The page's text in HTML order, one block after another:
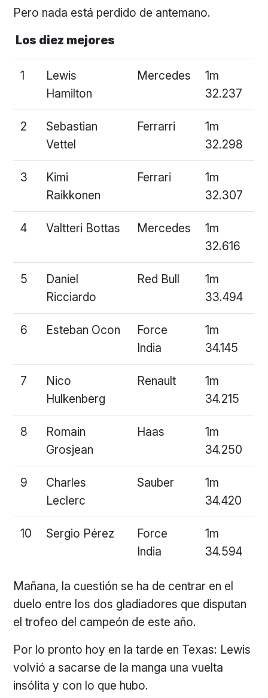
Pero nada está perdido de antemano.
Los diez mejores
1
Lewis
Hamilton
Mercedes
1m
32.237
2
Sebastian
Vettel
Ferrarri
1m
32.298
3
Kimi
Raikkonen
Ferrari
1m
32.307
4 Valtteri Bottas Mercedes
1m
32.616
5
Daniel
Ricciardo
Red Bull
1m
33.494
6 Esteban Ocon
Force
India
1m
34.145
7
Nico
Hulkenberg
Renault
1m
34.215
8
Romain
Grosjean
Haas
1m
34.250
9
Charles
Leclerc
Sauber
1m
34.420
10 Sergio Pérez
Force
India
1m
34.594
Mañana, la cuestión se ha de centrar en el
duelo entre los dos gladiadores que disputan
el trofeo del campeón de este año.
Por lo pronto hoy en la tarde en Texas: Lewis
volvió a sacarse de la manga una vuelta
insólita y con lo que hubo.